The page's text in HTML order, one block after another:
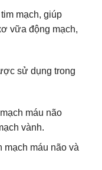
mạch, giúp
vữa động mạch,
sử dụng trong
máu não
vành.
mạch máu não và